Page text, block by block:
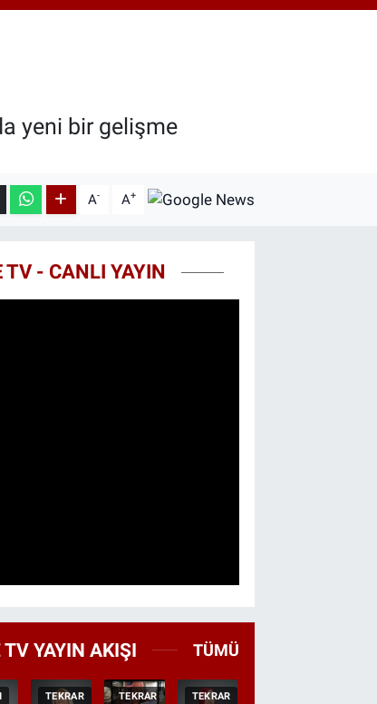
yeni bir gelişme
A- A+
TV - CANLI YAYIN
TV YAYIN AKIŞI TÜMÜ
TEKRAR TEKRAR TEKRAR